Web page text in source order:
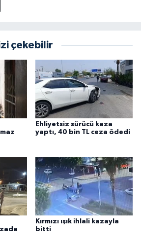
çekebilir
Ehliyetsiz sürücü kaza
yaptı, 40 bin TL ceza ödedi
Kırmızı ışık ihlali kazayla
bitti